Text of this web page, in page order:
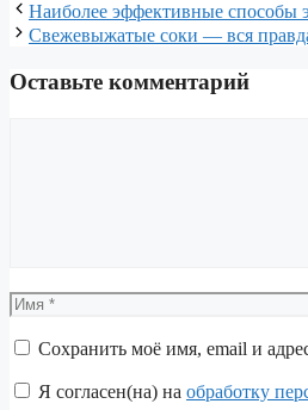
Наиболее эффективные способы
Свежевыжатые соки — вся
Оставьте комментарий
Имя
Сохранить моё имя, email и
Я согласен(на) на обработку